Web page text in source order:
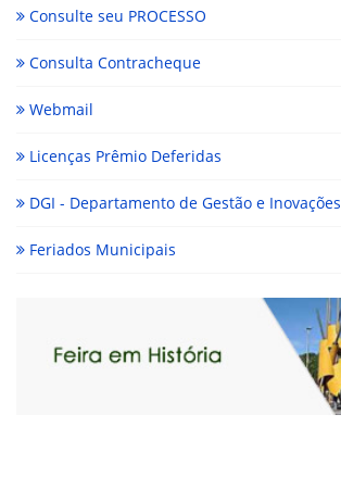
Consulte seu PROCESSO
Consulta Contracheque
Webmail
Licenças Prêmio Deferidas
DGI - Departamento de Gestão e Inovações
Feriados Municipais